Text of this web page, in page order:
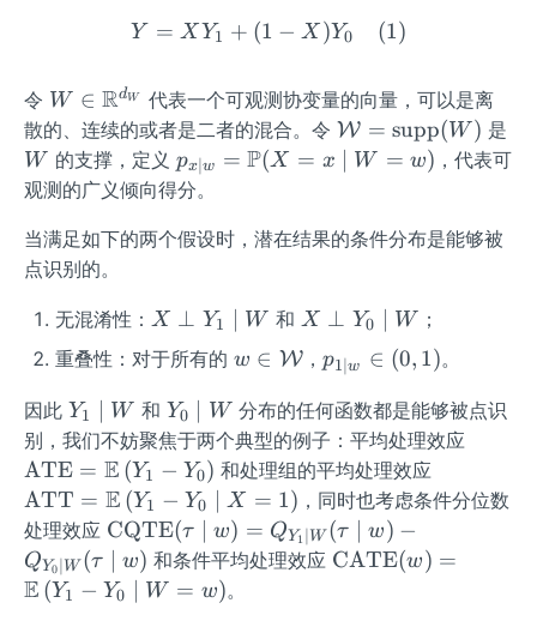
{0,
1
1
0 Y=X Y_{1}+(1-X) Y_{0}
Y = X Y1 + (1 − X )Y0 (1)
令 W \i
n \m
athbb
{R}^
{W}}
W ∈ RdW
代表一个可观测协变量的向量，可以是离
散的、连续的或者是二者的混合。令 \ma
thca
=\o
ame
{sup
p}
(W)
W = supp(W ) 是
W 的支撑，定义 p_
{x
d
\m
ath
{P}
(X
=x
\mi
d
W
=
w)
px∣ w = P(X = x W = w) ，代表可
观测的广义倾向得分。
当满足如下的两个假设时，潜在结果的条件分布是能够被
点识别的。
无混淆性： X
\pe
rp
Y_
{1}
\m
id
W
X ⊥ Y1 W 和 X
\pe
rp
Y_
{0}
\m
id
W
X ⊥ Y0 W ；
重叠性：对于所有的 w \i
\ma
thca
l
{W}
w ∈ W ，p_
\m
id
w}
\in
(0,
1)
p1 ∣w ∈ (0, 1)。
因此 Y_
{1}
\m
id
W
Y1 W 和 Y_
{0}
\m
id
W
Y0 W 分布的任何函数都是能够被点识
别，我们不妨聚焦于两个典型的例子：平均处理效应
rm
ATE = E (Y1 − Y0) 和处理组的平均处理效应
ath
ATT = E (Y1 − Y0 X = 1) ，同时也考虑条件分位数
处理效应 \o
per
ato
rna
CQTE(τ w) = QY1 ∣W (τ w) −
QY0 W (τ w) 和条件平均处理效应 \op
CATE(w) =
E (Y1 − Y0 W = w)。